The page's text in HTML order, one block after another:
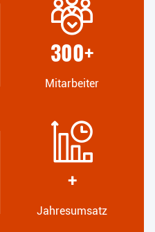
Entwicklung
Internes professionelles
Designteam und
fortschrittliche
Maschinenwerkstatt.Wir
der von Ihnen benötigten
300+
Mitarbeiter
+
Jahresumsatz